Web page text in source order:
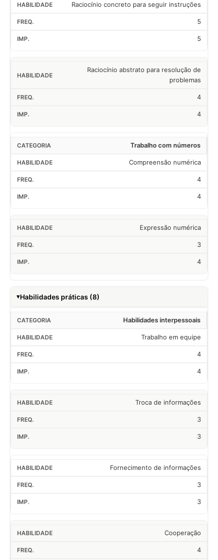
Raciocínio concreto para seguir instruções
5
5
Raciocínio abstrato para resolução de
problemas
4
4
Trabalho com números
Compreensão numérica
4
4
Expressão numérica
3
4
Habilidades práticas (8)
Habilidades interpessoais
Trabalho em equipe
4
4
Troca de informações
3
3
Fornecimento de informações
3
3
Cooperação
4